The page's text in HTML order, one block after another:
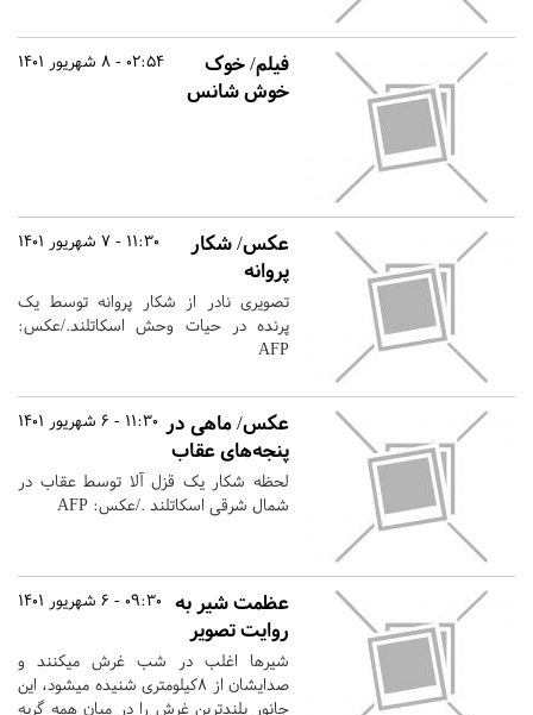
02:54 - 8 شهریور 1401
فیلم/ خوک
خوش شانس
11:30 - 7 شهریور 1401
عکس/ شکار
پروانه
تصویری نادر از شکار پروانه توسط یک
پرنده در حیات وحش اسکاتلند./عکس:
AFP
11:30 - 6 شهریور 1401 عکس/ ماهی در
پنجه‌های عقاب
لحظه شکار یک قزل آلا توسط عقاب در
شمال شرقی اسکاتلند ./عکس: AFP
09:30 - 6 شهریور 1401
عظمت شیر به
روایت تصویر
شیرها اغلب در شب غرش می‎کنند و
صدایشان از ۸کیلومتری شنیده میشود، این
جانور بلندترین غرش را در میان همه گربه